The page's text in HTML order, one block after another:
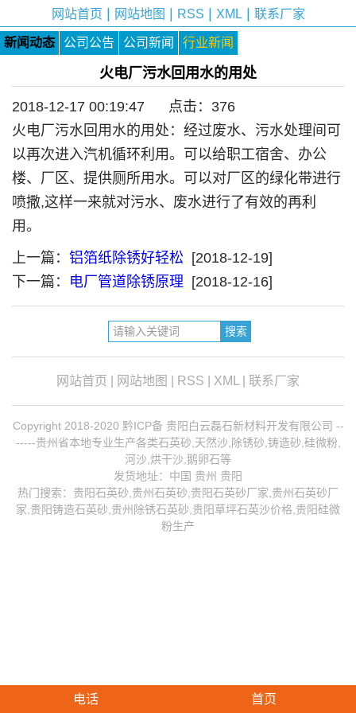
网站首页 网站地图 RSS XML| 联系厂家
新闻动态 公司公告 公司新闻 行业新闻
火电厂污水回用水的用处
2018-12-17 00:19:47 点击： 376
火电厂污水回用水的用处：经过废水、污水处理间可
以再次进入汽机循环利用。可以给职工宿舍、办公
楼、厂区、提供厕所用水。可以对厂区的绿化带进行
喷撒,这样一来就对污水、废水进行了有效的再利
用。
上一篇： 铝箔纸除锈好轻松
[2018-12-19]
下一篇：
电厂管道除锈原理 [2018-12-16]
网站首页 网站地图 RSS XML 联系厂家
Copyright 2018-2020 黔ICP备 贵阳白云磊石新材料开发有限公司 --
-----贵州省本地专业生产各类石英砂,天然沙,除锈砂,铸造砂,硅微粉,
河沙,烘干沙,鹅卵石等
发货地址：中国 贵州 贵阳
热门搜索： 贵阳石英砂 ,贵州石英砂,贵阳石英砂厂家, 贵州石英砂厂
家 贵阳铸造石英砂 贵州除锈石英砂 ,贵阳草坪石英沙价格,贵阳硅微
粉生产
电话 首页